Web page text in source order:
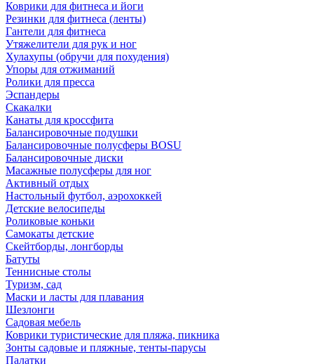
Коврики для фитнеса и йоги
Резинки для фитнеса (ленты)
Гантели для фитнеса
Утяжелители для рук и ног
Хулахупы (обручи для похудения)
Упоры для отжиманий
Ролики для пресса
Эспандеры
Скакалки
Канаты для кроссфита
Балансировочные подушки
Балансировочные полусферы BOSU
Балансировочные диски
Масажные полусферы для ног
Активный отдых
Настольный футбол, аэрохоккей
Детские велосипеды
Роликовые коньки
Самокаты детские
Скейтборды, лонгборды
Батуты
Теннисные столы
Туризм, сад
Маски и ласты для плавания
Шезлонги
Садовая мебель
Коврики туристические для пляжа, пикника
Зонты садовые и пляжные, тенты-парусы
Палатки